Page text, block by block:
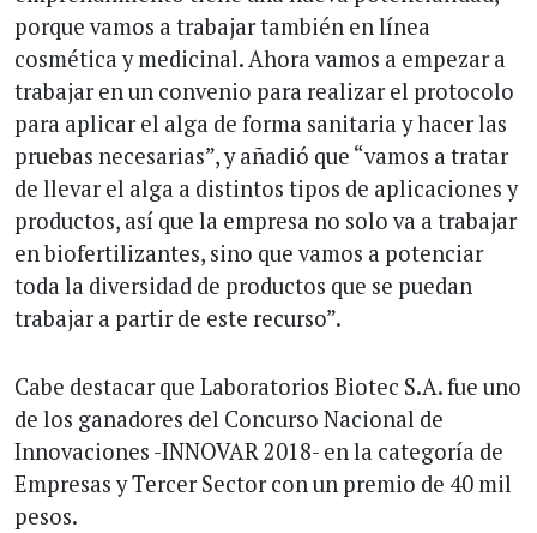
porque vamos a trabajar también en línea
cosmética y medicinal. Ahora vamos a empezar a
trabajar en un convenio para realizar el protocolo
para aplicar el alga de forma sanitaria y hacer las
pruebas necesarias”, y añadió que “vamos a tratar
de llevar el alga a distintos tipos de aplicaciones y
productos, así que la empresa no solo va a trabajar
en biofertilizantes, sino que vamos a potenciar
toda la diversidad de productos que se puedan
trabajar a partir de este recurso”.
Cabe destacar que Laboratorios Biotec S.A. fue uno
de los ganadores del Concurso Nacional de
Innovaciones -INNOVAR 2018- en la categoría de
Empresas y Tercer Sector con un premio de 40 mil
pesos.